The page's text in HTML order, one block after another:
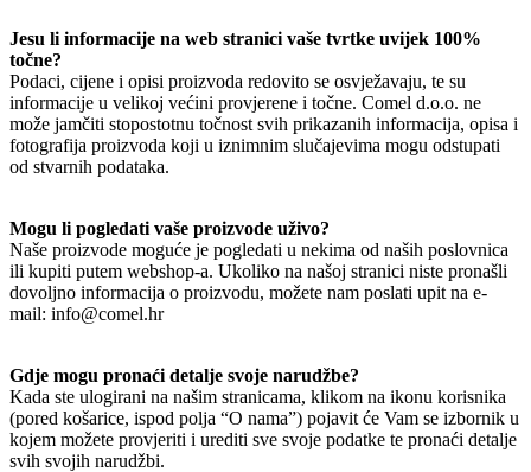
Jesu li informacije na web stranici vaše tvrtke uvijek 100%
točne?
Podaci, cijene i opisi proizvoda redovito se osvježavaju, te su
informacije u velikoj većini provjerene i točne. Comel d.o.o. ne
može jamčiti stopostotnu točnost svih prikazanih informacija, opisa i
fotografija proizvoda koji u iznimnim slučajevima mogu odstupati
od stvarnih podataka.
Mogu li pogledati vaše proizvode uživo?
Naše proizvode moguće je pogledati u nekima od naših poslovnica
ili kupiti putem webshop-a. Ukoliko na našoj stranici niste pronašli
dovoljno informacija o proizvodu, možete nam poslati upit na e-
mail: info@comel.hr
Gdje mogu pronaći detalje svoje narudžbe?
Kada ste ulogirani na našim stranicama, klikom na ikonu korisnika
(pored košarice, ispod polja “O nama”) pojavit će Vam se izbornik u
kojem možete provjeriti i urediti sve svoje podatke te pronaći detalje
svih svojih narudžbi.